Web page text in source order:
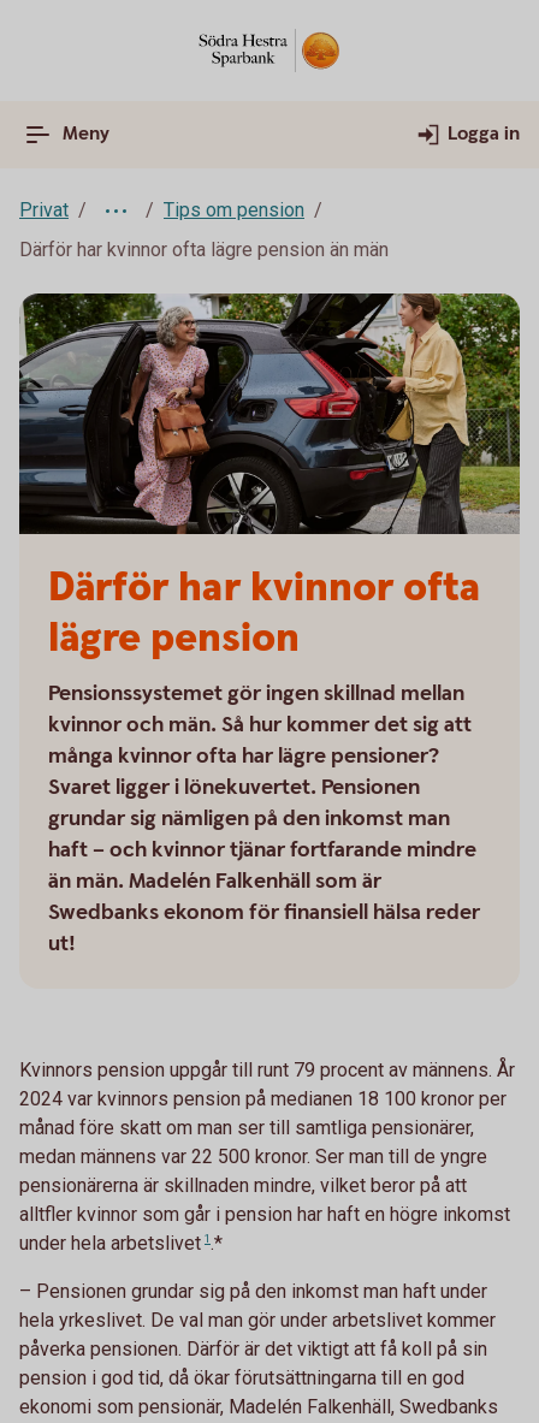
Meny Logga in
Privat
Tips om pension
Därför har kvinnor ofta lägre pension än män
Därför har kvinnor ofta
lägre pension
Pensionssystemet gör ingen skillnad mellan
kvinnor och män. Så hur kommer det sig att
många kvinnor ofta har lägre pensioner?
Svaret ligger i lönekuvertet. Pensionen
grundar sig nämligen på den inkomst man
haft – och kvinnor tjänar fortfarande mindre
än män. Madelén Falkenhäll som är
Swedbanks ekonom för finansiell hälsa reder
ut!
Kvinnors pension uppgår till runt 79 procent av männens. År
2024 var kvinnors pension på medianen 18 100 kronor per
månad före skatt om man ser till samtliga pensionärer,
medan männens var 22 500 kronor. Ser man till de yngre
pensionärerna är skillnaden mindre, vilket beror på att
alltfler kvinnor som går i pension har haft en högre inkomst
under hela arbetslivet 1.*
– Pensionen grundar sig på den inkomst man haft under
hela yrkeslivet. De val man gör under arbetslivet kommer
påverka pensionen. Därför är det viktigt att få koll på sin
pension i god tid, då ökar förutsättningarna till en god
ekonomi som pensionär, Madelén Falkenhäll, Swedbanks